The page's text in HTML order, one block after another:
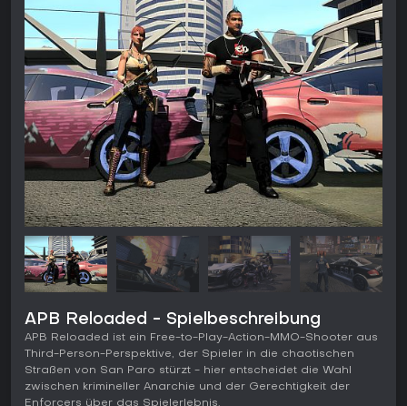
APB Reloaded - Spielbeschreibung
APB Reloaded ist ein Free-to-Play-Action-MMO-Shooter aus
Third-Person-Perspektive, der Spieler in die chaotischen
Straßen von San Paro stürzt - hier entscheidet die Wahl
zwischen krimineller Anarchie und der Gerechtigkeit der
Enforcers über das Spielerlebnis.